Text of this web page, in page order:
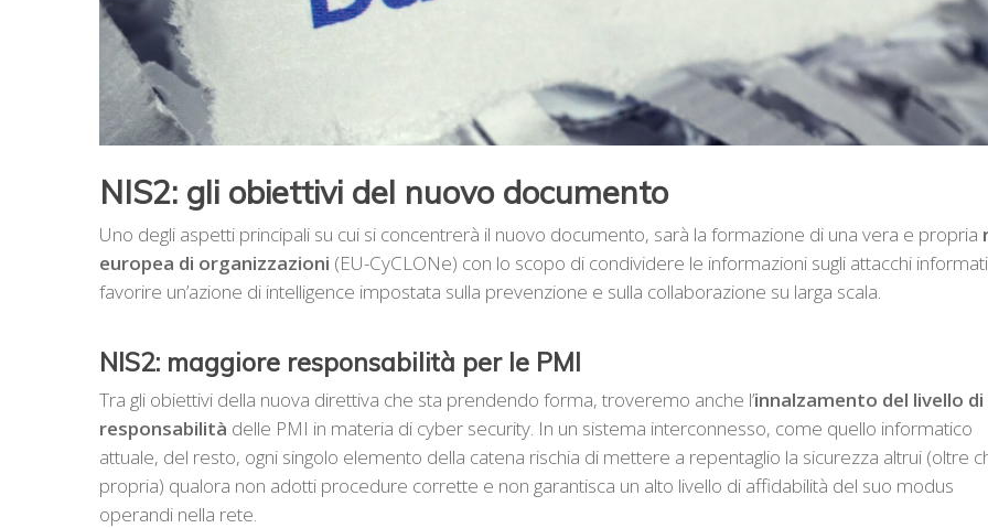
NIS2: gli obiettivi del nuovo documento
Uno degli aspetti principali su cui si concentrerà il nuovo documento, sarà la formazione di una vera e propria
europea di organizzazioni (EU-CyCLONe) con lo scopo di condividere le informazioni sugli attacchi
favorire un’azione di intelligence impostata sulla prevenzione e sulla collaborazione su larga scala.
NIS2: maggiore responsabilità per le PMI
Tra gli obiettivi della nuova direttiva che sta prendendo forma, troveremo anche l’innalzamento del livello di
responsabilità delle PMI in materia di cyber security. In un sistema interconnesso, come quello informatico
attuale, del resto, ogni singolo elemento della catena rischia di mettere a repentaglio la sicurezza altrui (oltre
propria) qualora non adotti procedure corrette e non garantisca un alto livello di affidabilità del suo modus
operandi nella rete.